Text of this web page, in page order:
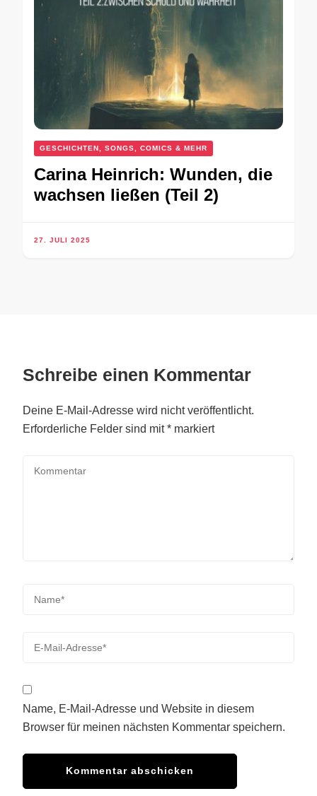
GESCHICHTEN, SONGS, COMICS & MEHR
Carina Heinrich: Wunden, die
wachsen ließen (Teil 2)
27. JULI 2025
Schreibe einen Kommentar
Deine E-Mail-Adresse wird nicht veröffentlicht.
Erforderliche Felder sind mit* markiert
Name, E-Mail-Adresse und Website in diesem
Browser für meinen nächsten Kommentar speichern.